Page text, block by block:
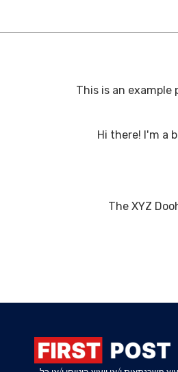
This is an
Hi there! I'm a
The XYZ